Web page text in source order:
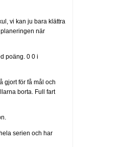
vi kan ju bara klättra
när
poäng. 0 0 i
gjort för få mål och
borta. Full fart
serien och har